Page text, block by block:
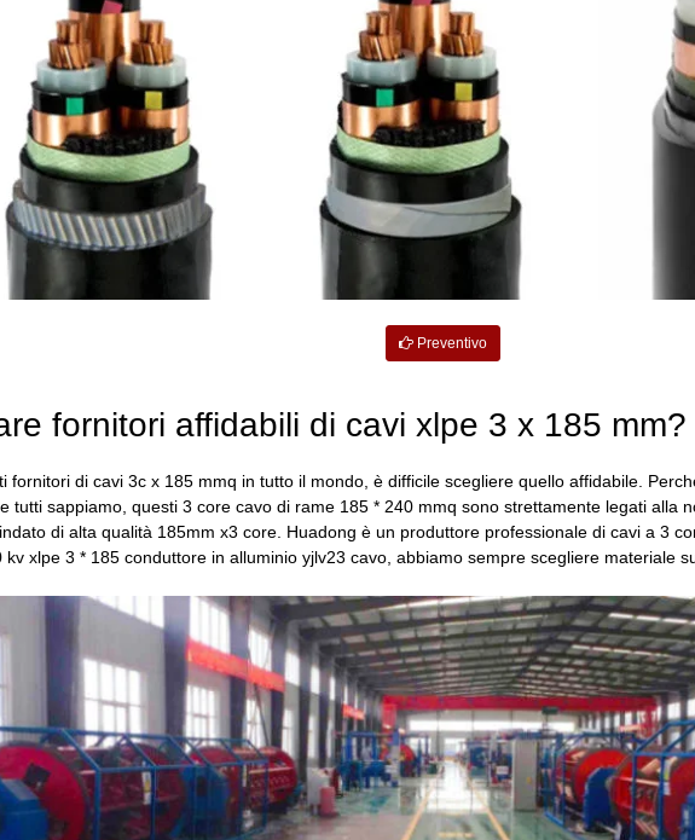
Preventivo
fornitori affidabili di cavi xlpe 3 x 185 mm?
fornitori di cavi 3c x 185 mmq in tutto il mondo, è difficile scegliere quello affidabile.
tutti sappiamo, questi 3 core cavo di rame 185 * 240 mmq sono strettamente legati alla
di alta qualità 185mm x3 core. Huadong è un produttore professionale di cavi a 3
xlpe 3 * 185 conduttore in alluminio yjlv23 cavo, abbiamo sempre scegliere materiale